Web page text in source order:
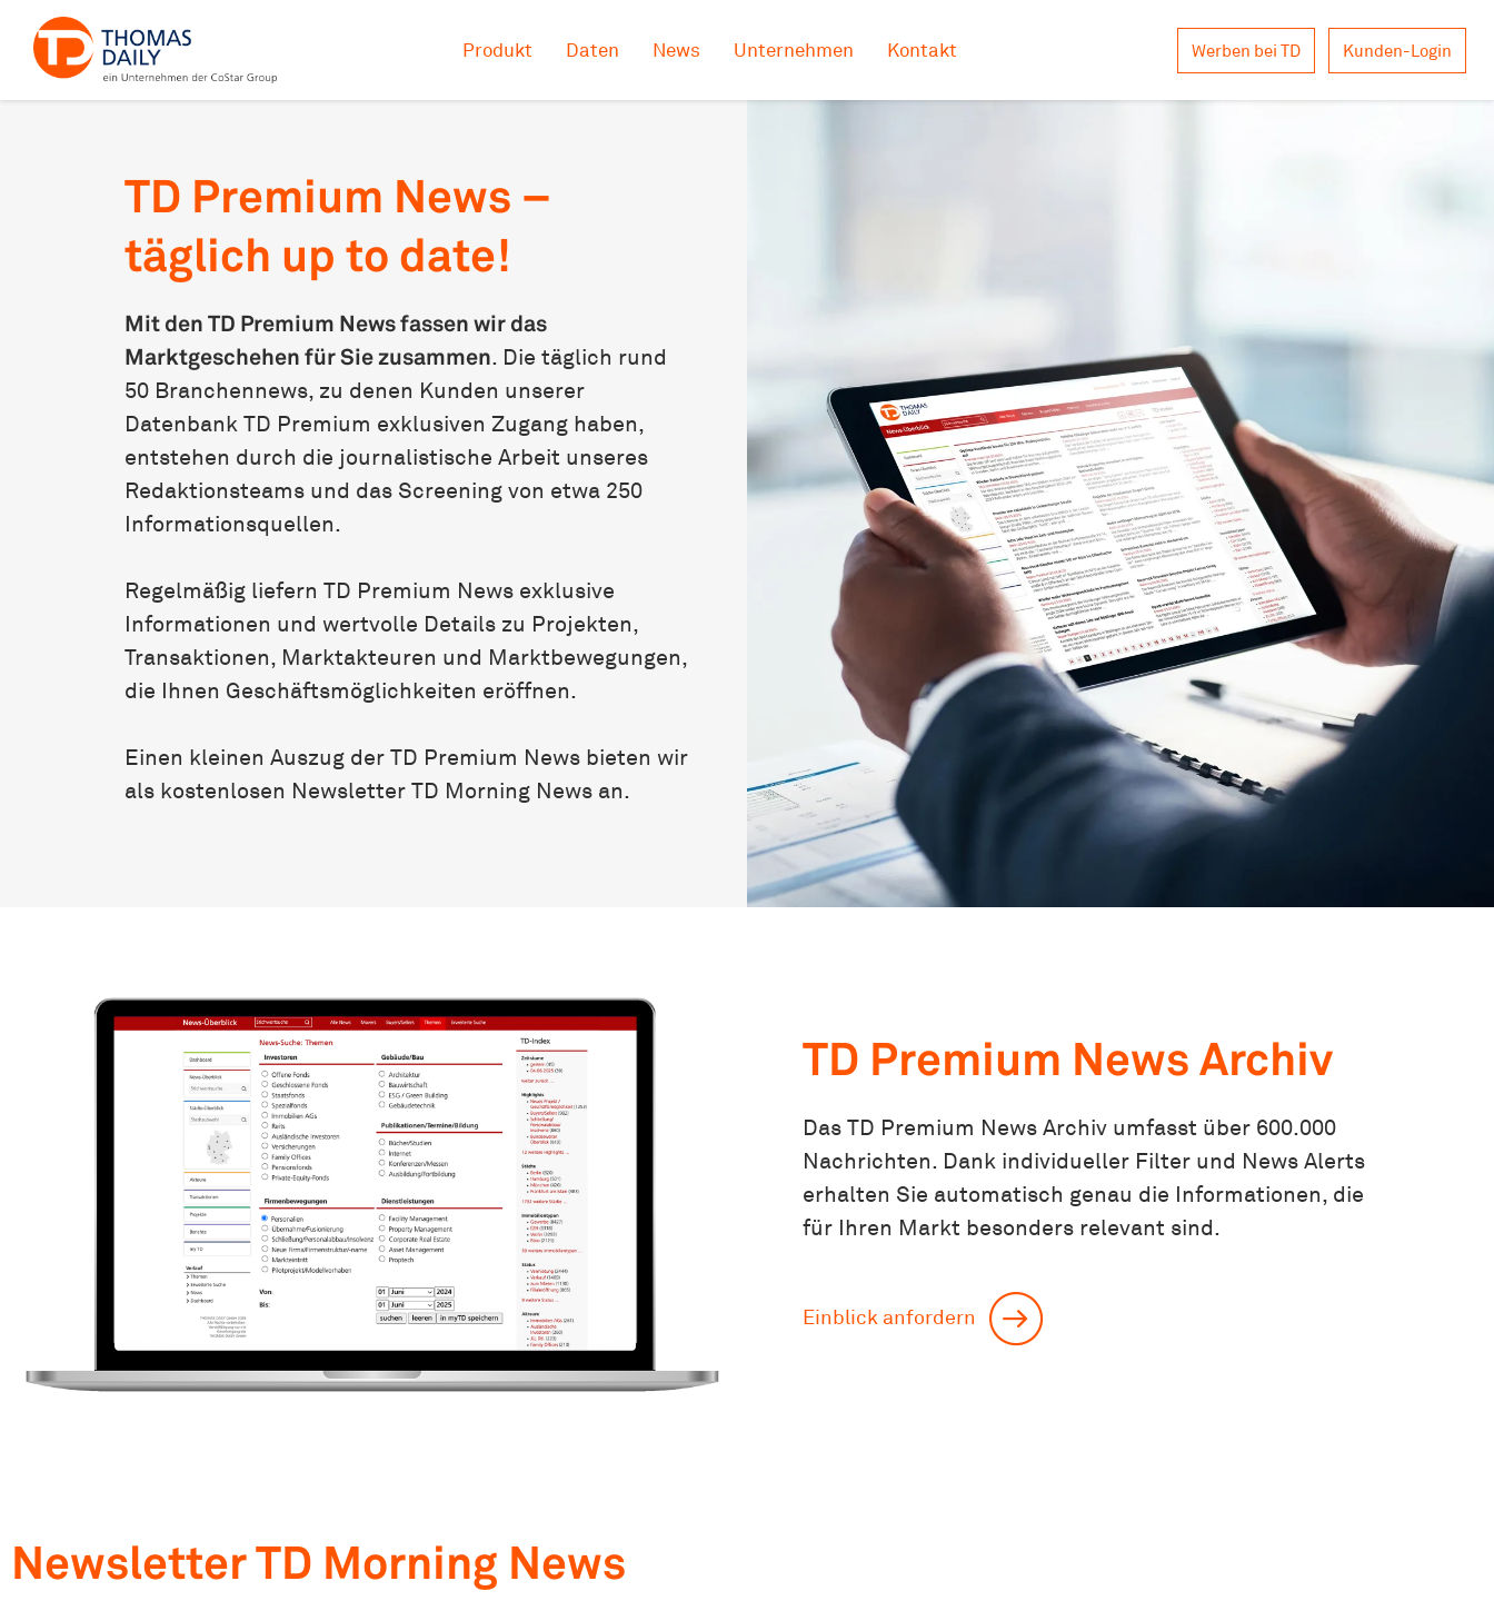
Produkt Daten News Unternehmen Kontakt Werben bei TD Kunden-Login
TD Premium News –
täglich up to date!
Mit den TD Premium News fassen wir das
Marktgeschehen für Sie zusammen. Die täglich rund
50 Branchennews, zu denen Kunden unserer
Datenbank TD Premium exklusiven Zugang haben,
entstehen durch die journalistische Arbeit unseres
Redaktionsteams und das Screening von etwa 250
Informationsquellen.
Regelmäßig liefern TD Premium News exklusive
Informationen und wertvolle Details zu Projekten,
Transaktionen, Marktakteuren und Marktbewegungen,
die Ihnen Geschäftsmöglichkeiten eröffnen.
Einen kleinen Auszug der TD Premium News bieten wir
als kostenlosen Newsletter TD Morning News an.
TD Premium News Archiv
Das TD Premium News Archiv umfasst über 600.000
Nachrichten. Dank individueller Filter und News Alerts
erhalten Sie automatisch genau die Informationen, die
für Ihren Markt besonders relevant sind.
Einblick anfordern
Newsletter TD Morning News